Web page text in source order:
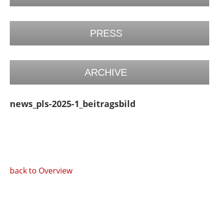
PRESS
ARCHIVE
news_pls-2025-1_beitragsbild
back to Overview